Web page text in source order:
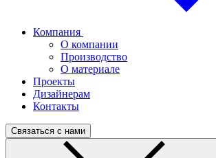
Компания
О компании
Производство
О материале
Проекты
Дизайнерам
Контакты
Связаться с нами